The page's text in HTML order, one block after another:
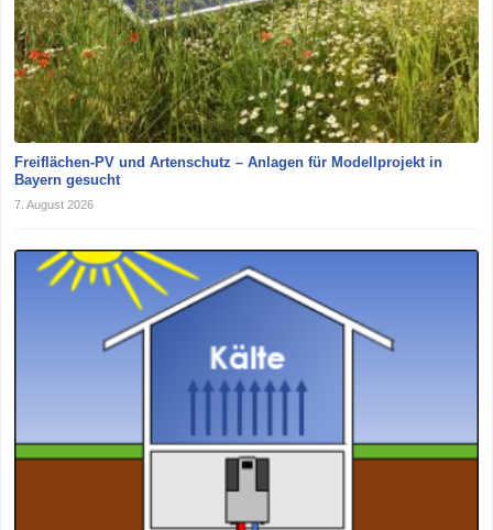
Freiflächen-PV und Artenschutz – Anlagen für Modellprojekt in
Bayern gesucht
7. August 2026